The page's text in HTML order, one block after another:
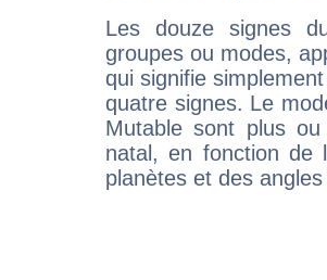
Les douze signes
groupes ou modes,
qui signifie
quatre signes. Le
Mutable sont plus
natal, en fonction de
planètes et des